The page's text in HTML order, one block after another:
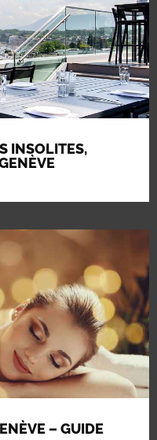
INSOLITES,
– GUIDE